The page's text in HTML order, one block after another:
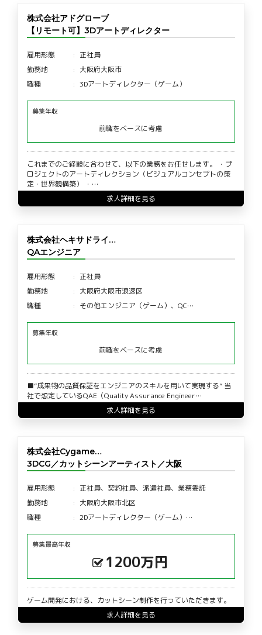
株式会社アドグローブ
【リモート可】3Dアートディレクター
雇用形態
正社員
勤務地
大阪府大阪市
職種
3Dアートディレクター（ゲーム）
募集年収
前職をベースに考慮
これまでのご経験に合わせて、以下の業務をお任せします。 ・プ
ロジェクトのアートディレクション（ビジュアルコンセプトの策
定・世界観構築） ・…
求人詳細を見る
株式会社ヘキサドライ…
QAエンジニア
雇用形態
正社員
勤務地
大阪府大阪市浪速区
職種
その他エンジニア（ゲーム）、QC…
募集年収
前職をベースに考慮
■”成果物の品質保証をエンジニアのスキルを用いて実現する” 当
社で想定しているQAE（Quality Assurance Engineer…
求人詳細を見る
株式会社Cygame…
3DCG／カットシーンアーティスト／大阪
雇用形態
正社員、契約社員、派遣社員、業務委託
勤務地
大阪府大阪市北区
職種
2Dアートディレクター（ゲーム）…
募集最高年収
1200万円
ゲーム開発における、カットシーン制作を行っていただきます。
求人詳細を見る